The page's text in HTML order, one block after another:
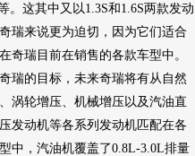
。这其中又以1.3S和1.6S两款发动
奇瑞来说更为迫切，因为它们适合
奇瑞 目前在销售的各款车型中。
奇瑞的目标，未来奇瑞将有从自然
涡轮增压、机械增压以及汽油直
发动机等各系列 发动机匹配在各
中， 汽油机覆盖了0.8L-3.0L排量